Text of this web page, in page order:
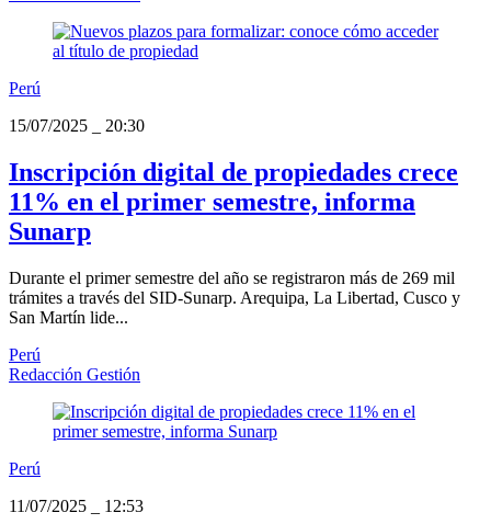
Perú
15/07/2025
20:30
Inscripción digital de propiedades crece
11% en el primer semestre, informa
Sunarp
Durante el primer semestre del año se registraron más de 269 mil
trámites a través del SID-Sunarp. Arequipa, La Libertad, Cusco y
San Martín lide...
Perú
Redacción Gestión
Perú
11/07/2025
12:53